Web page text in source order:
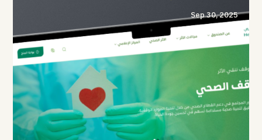
Sep 30, 2025